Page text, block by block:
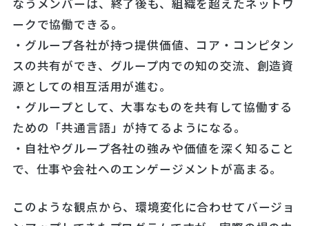
なうメンバーは、終了後も、組織を超えたネットワ
ークで協働できる。
・グループ各社が持つ提供価値、コア・コンピタン
スの共有ができ、グループ内での知の交流、創造資
源としての相互活用が進む。
・グループとして、大事なものを共有して協働する
ための「共通言語」が持てるようになる。
・自社やグループ各社の強みや価値を深く知ること
で、仕事や会社へのエンゲージメントが高まる。
このような観点から、環境変化に合わせてバージョ